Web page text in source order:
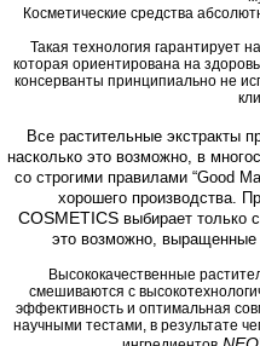
Косметические средства
Такая технология гарантирует
которая ориентирована на
консерванты принципиально не
Все растительные экстракты
насколько это возможно, в
со строгими правилами “Good
хорошего производства.
COSMETICS выбирает только
это возможно, выращенные
Высококачественные
смешиваются с
эффективность и оптимальная
научными тестами, в результате